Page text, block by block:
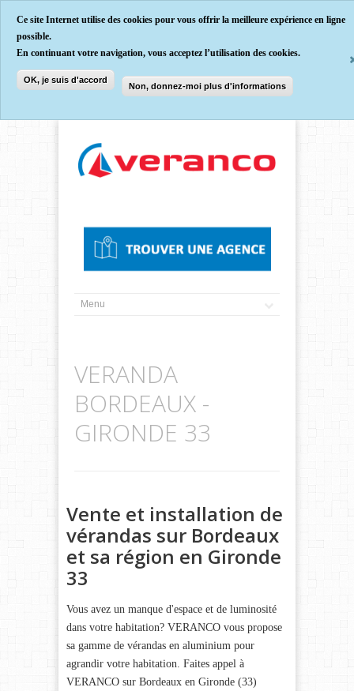
Ce site Internet utilise des cookies pour vous offrir la meilleure expérience en ligne
possible.
En continuant votre navigation, vous acceptez l’utilisation des cookies.
OK, je suis d'accord
Non, donnez-moi plus d'informations
VERANDA
BORDEAUX -
GIRONDE 33
Vente et installation de
vérandas sur Bordeaux
et sa région en Gironde
33
Vous avez un manque d'espace et de luminosité
dans votre habitation? VERANCO vous propose
sa gamme de vérandas en aluminium pour
agrandir votre habitation. Faites appel à
VERANCO sur Bordeaux en Gironde (33)